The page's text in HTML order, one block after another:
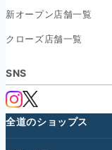
新オープン店舗一覧
クローズ店舗一覧
SNS
全道のショップス